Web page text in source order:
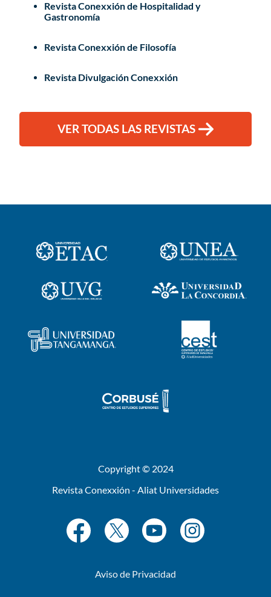
Revista Conexxión de Hospitalidad y
Gastronomía
Revista Conexxión de Filosofía
Revista Divulgación Conexxión
VER TODAS LAS REVISTAS
Copyright © 2024
Revista Conexxión - Aliat Universidades
Aviso de Privacidad